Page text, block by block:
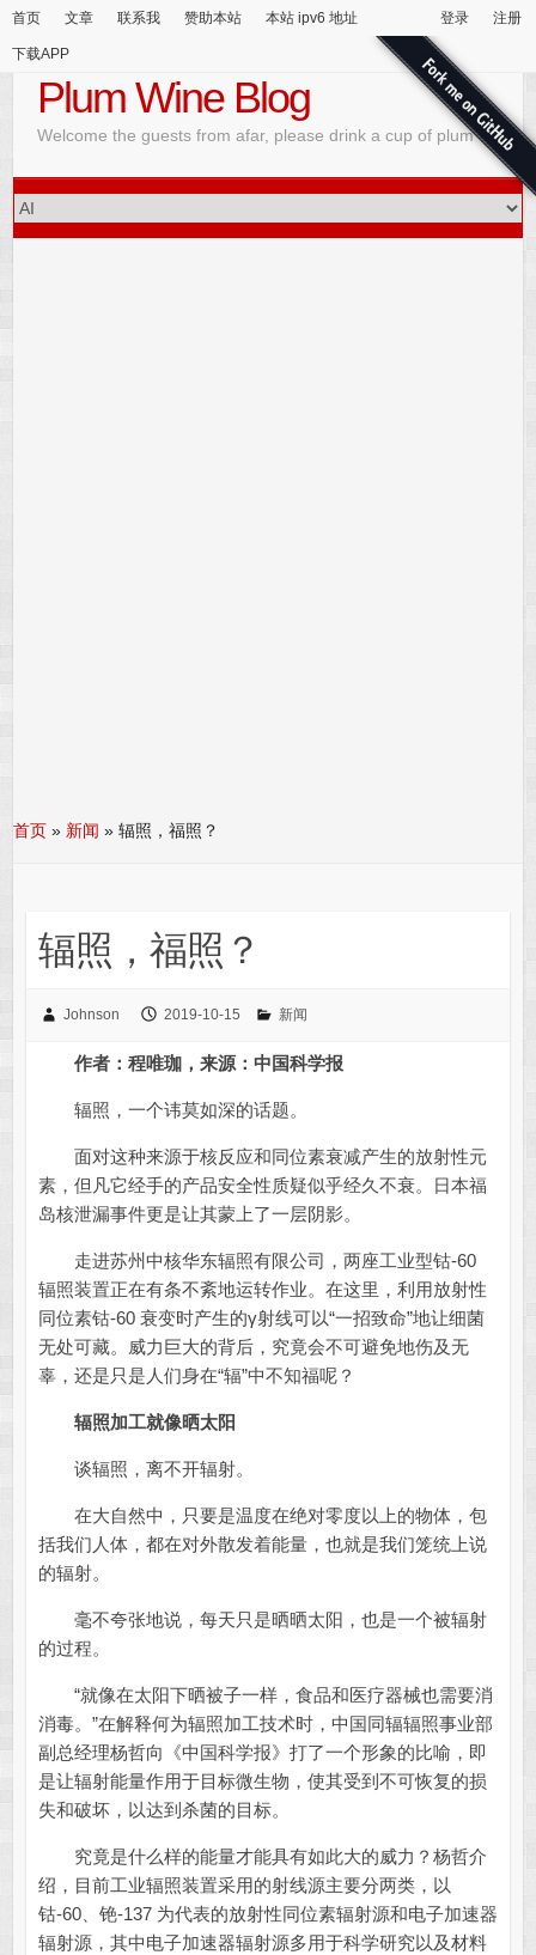
首页 文章 联系我 赞助本站 本站 ipv6 地址
下载APP
登录 注册
Plum Wine Blog
Welcome the guests from afar, please drink a cup of plum wine
首页 » 新闻 »辐照，福照？
辐照，福照？
Johnson 2019-10-15 新闻
作者：程唯珈，来源：中国科学报
辐照，一个讳莫如深的话题。
面对这种来源于核反应和同位素衰减产生的放射性元
素，但凡它经手的产品安全性质疑似乎经久不衰。日本福
岛核泄漏事件更是让其蒙上了一层阴影。
走进苏州中核华东辐照有限公司，两座工业型钴-60
辐照装置正在有条不紊地运转作业。在这里，利用放射性
同位素钴-60 衰变时产生的γ射线可以“一招致命”地让细菌
无处可藏。威力巨大的背后，究竟会不可避免地伤及无
辜，还是只是人们身在“辐”中不知福呢？
辐照加工就像晒太阳
谈辐照，离不开辐射。
在大自然中，只要是温度在绝对零度以上的物体，包
括我们人体，都在对外散发着能量，也就是我们笼统上说
的辐射。
毫不夸张地说，每天只是晒晒太阳，也是一个被辐射
的过程。
“就像在太阳下晒被子一样，食品和医疗器械也需要消
消毒。”在解释何为辐照加工技术时，中国同辐辐照事业部
副总经理杨哲向《中国科学报》打了一个形象的比喻，即
是让辐射能量作用于目标微生物，使其受到不可恢复的损
失和破坏，以达到杀菌的目标。
究竟是什么样的能量才能具有如此大的威力？杨哲介
绍，目前工业辐照装置采用的射线源主要分两类，以
钴-60、铯-137 为代表的放射性同位素辐射源和电子加速器
辐射源，其中电子加速器辐射源多用于科学研究以及材料